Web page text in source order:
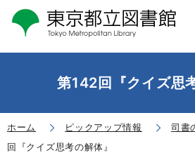
第142回『クイズ思
ホーム ピックアップ情報 司書
回『クイズ思考の解体』